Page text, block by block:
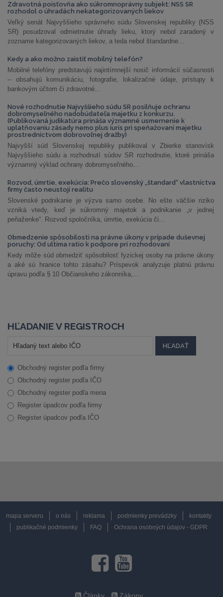
Zdravotná poisťovňa ako súkromnoprávny subjekt: NSS SR
rozhodol o úhradách nekategorizovaných liekov
Veľký senát Najvyššieho správneho súdu Slovenskej republiky (NSS
SR) posudzoval odmietnutie úhrady lieku, ktorý nebol zaradený v
zozname kategorizovaných liekov, a teda nebol štandardne...
Kedy a ako možno zaistiť mobilný telefón?
Mobilné telefóny predstavujú najintímnejší nosič informácií súčasnosti
– obsahujú komunikáciu, fotografie, lokalizačné údaje, prístupy k
bankovým účtom či zdravotné...
Nové rozhodnutie Najvyššieho súdu SR posilňuje ochranu
dobromyseľného nadobúdateľa majetku z konkurzu.
(Publikovaná judikatúra prináša významné usmernenie k
uplatňovaniu zásady nemo plus iuris pri speňažovaní majetku
prostredníctvom dobrovoľnej dražby)
Najvyšší súd Slovenskej republiky publikoval v Zbierke stanovísk
Najvyššieho súdu a rozhodnutí súdov SR rozhodnutie, ktoré prináša
významný výklad ochrany dobromyseľného...
Rozvod, úmrtie, exekúcia: Prečo slovenský „štandard“ vlastníctva
firmy často neustojí realitu
Slovenské podnikanie je výzva samo osebe. No ešte väčšie riziko
vzniká vtedy, keď je súkromný majetok a podnikanie „v jednej
peňaženke“. Rozvod spoločníka, úmrtie, exekúcia či...
Obmedzenie spôsobilosti na právne úkony v prípade duševnej
poruchy: Od ultima ratio k podpore pri rozhodovaní
Kedy môže súd obmedziť spôsobilosť fyzickej osoby na právne úkony
a aké sú hranice tohto zásahu? Príspevok analyzuje platnú právnu
úpravu podľa § 10 Občianskeho zákonníka,...
HĽADANIE V REGISTROCH
Obchodný register podľa firmy
Obchodný register podľa IČO
Obchodný register podľa mena
Register úpadcov podľa firmy
Register úpadcov podľa IČO
mapa serveru o nás reklama podmienky prevádzky
kontakty
publikačné podmienky
FAQ Ochrana osobných údajov - GDPR